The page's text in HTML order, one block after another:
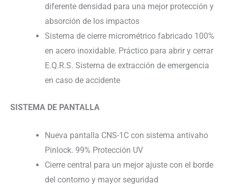
diferente densidad para una mejor protección y
absorción de los impactos
Sistema de cierre micrométrico fabricado 100%
en acero inoxidable. Práctico para abrir y cerrar
E.Q.R.S. Sistema de extracción de emergencia
en caso de accidente
SISTEMA DE PANTALLA
Nueva pantalla CNS-1C con sistema antivaho
Pinlock. 99% Protección UV
Cierre central para un mejor ajuste con el borde
del contorno y mayor seguridad